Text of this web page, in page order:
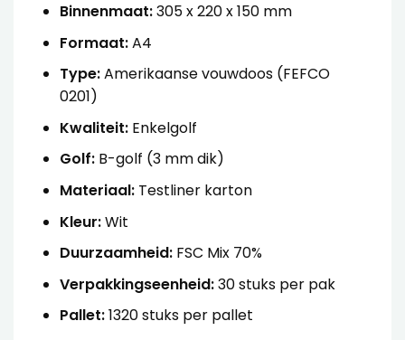
Binnenmaat:305 x 220 x 150 mm
Formaat:A4
Type:Amerikaanse vouwdoos (FEFCO
0201)
Kwaliteit:Enkelgolf
Golf:B-golf (3 mm dik)
Materiaal:Testliner karton
Kleur:Wit
Duurzaamheid:FSC Mix 70%
Verpakkingseenheid:30 stuks per pak
Pallet:1320 stuks per pallet